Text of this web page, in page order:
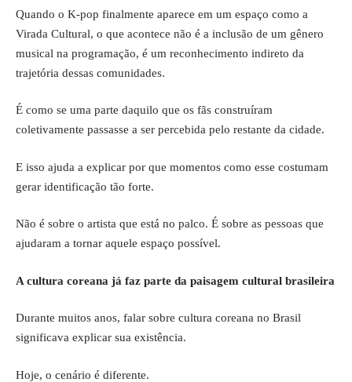
Quando o K-pop finalmente aparece em um espaço como a
Virada Cultural, o que acontece não é a inclusão de um gênero
musical na programação, é um reconhecimento indireto da
trajetória dessas comunidades.
É como se uma parte daquilo que os fãs construíram
coletivamente passasse a ser percebida pelo restante da cidade.
E isso ajuda a explicar por que momentos como esse costumam
gerar identificação tão forte.
Não é sobre o artista que está no palco. É sobre as pessoas que
ajudaram a tornar aquele espaço possível.
A cultura coreana já faz parte da paisagem cultural brasileira
Durante muitos anos, falar sobre cultura coreana no Brasil
significava explicar sua existência.
Hoje, o cenário é diferente.